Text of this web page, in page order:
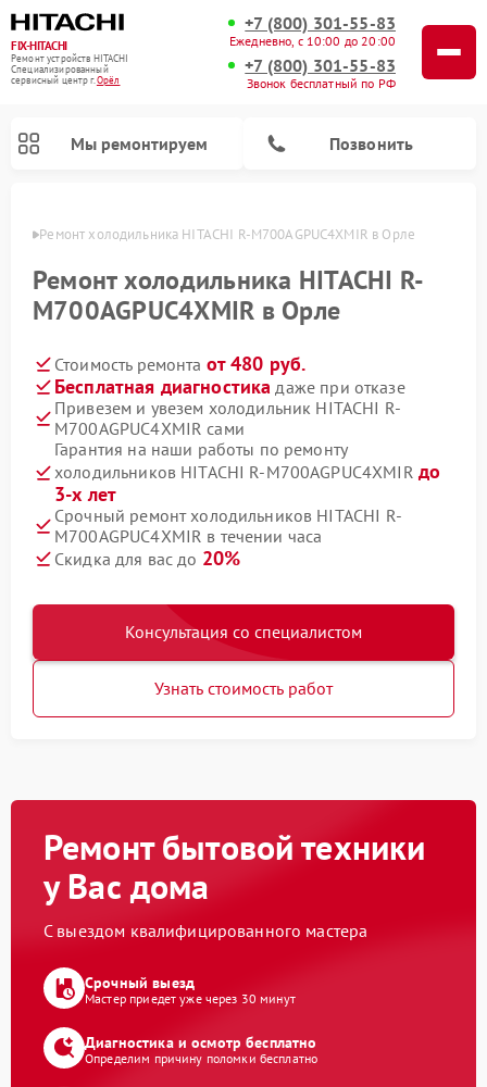
FIX-HITACHI
Ремонт устройств HITACHI
Специализированный
cервисный центр г.Орёл
+7 (800) 301-55-83
Ежедневно, с 10:00 до 20:00
+7 (800) 301-55-83
Звонок бесплатный по РФ
Мы ремонтируем Позвонить
Ремонт холодильника HITACHI R-M700AGPUC4XMIR в Орле
Ремонт холодильника HITACHI R-
M700AGPUC4XMIR в Орле
Стоимость ремонта от 480 руб.
Бесплатная диагностика даже при отказе
Привезем и увезем холодильник HITACHI R-
M700AGPUC4XMIR сами
Гарантия на наши работы по ремонту
холодильников HITACHI R-M700AGPUC4XMIR до
3-х лет
Срочный ремонт холодильников HITACHI R-
M700AGPUC4XMIR в течении часа
Скидка для вас до 20%
Консультация со специалистом
Узнать стоимость работ
Ремонт бытовой техники
у Вас дома
С выездом квалифицированного мастера
Срочный выезд
Мастер приедет уже через 30 минут
Диагностика и осмотр бесплатно
Определим причину поломки бесплатно